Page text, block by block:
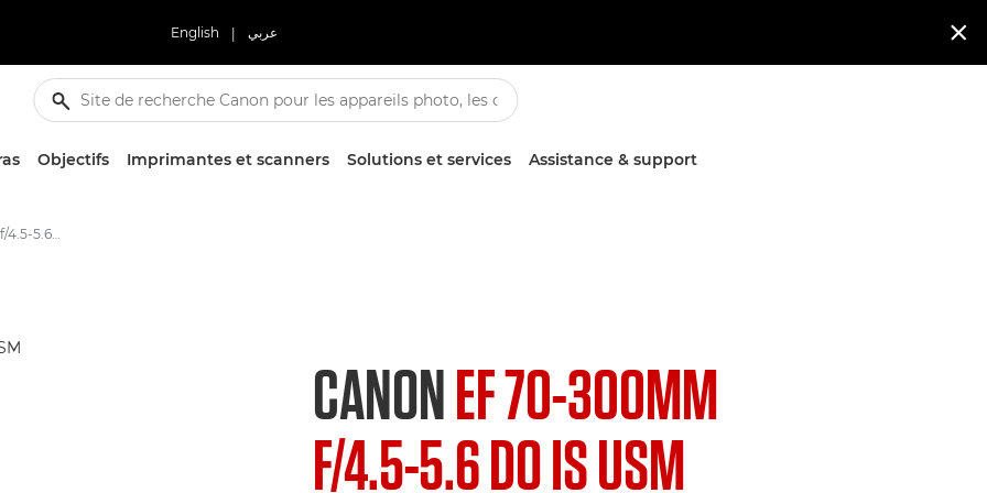
English | عربي 
Objectifs Imprimantes et scanners Solutions et services Assistance & support
Canon EF 70-300mm f/4.5-5.6 DO IS USM - Lenses - Camera & Photo lenses
CANONEF 70-300MM
F/4.5-5.6 DO IS USM